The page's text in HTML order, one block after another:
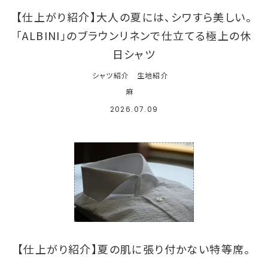
【仕上がり紹介】大人の夏には、シワすら美しい。
「ALBINI」のブラウンリネンで仕立てる極上の休
日シャツ
シャツ紹介
生地紹介
麻
2026.07.09
【仕上がり紹介】夏の肌に張り付かない特等席。